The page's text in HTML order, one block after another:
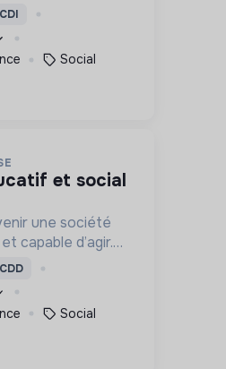
des moyens et
et
CDI
Social
une société
capable d’agir.
des moyens et
et
CDD
Social